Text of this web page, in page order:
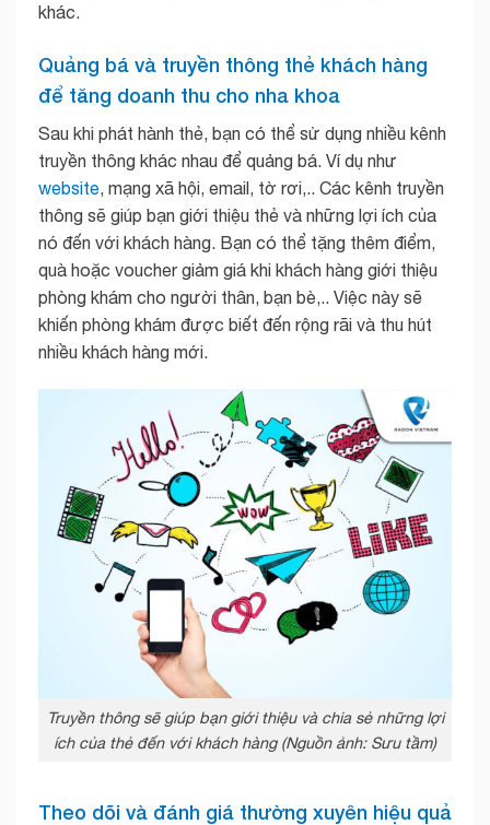
khác.
Quảng bá và truyền thông thẻ khách hàng
để tăng doanh thu cho nha khoa
Sau khi phát hành thẻ, bạn có thể sử dụng nhiều kênh
truyền thông khác nhau để quảng bá. Ví dụ như
website, mạng xã hội, email, tờ rơi,.. Các kênh truyền
thông sẽ giúp bạn giới thiệu thẻ và những lợi ích của
nó đến với khách hàng. Bạn có thể tặng thêm điểm,
quà hoặc voucher giảm giá khi khách hàng giới thiệu
phòng khám cho người thân, bạn bè,.. Việc này sẽ
khiến phòng khám được biết đến rộng rãi và thu hút
nhiều khách hàng mới.
Truyền thông sẽ giúp bạn giới thiệu và chia sẻ những lợi
ích của thẻ đến với khách hàng (Nguồn ảnh: Sưu tầm)
Theo dõi và đánh giá thường xuyên hiệu quả